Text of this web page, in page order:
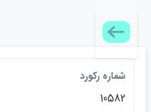
شماره ركورد
10582